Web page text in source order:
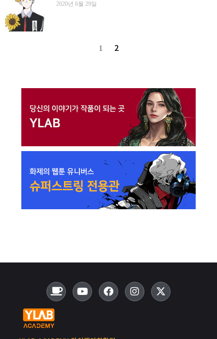
2020년 6월 29일
1 2